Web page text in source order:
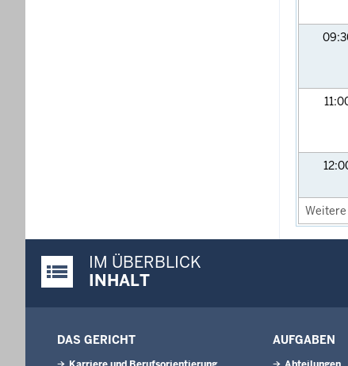
Justiz-Portal im Überblick:
IM ÜBERBLICK
INHALT
DAS GERICHT AUFGABEN